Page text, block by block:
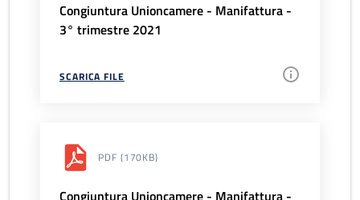
Congiuntura Unioncamere - Manifattura -
3° trimestre 2021
SCARICA FILE
PDF (170KB)